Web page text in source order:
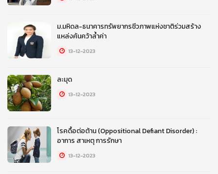
ม.มหิดล-ธนาคารทรัพยากรชีวภาพแห่งชาติร่วมสร้าง
แหล่งค้นคว้าล้ำค่า
13-12-2023
ละมุด
13-12-2023
โรคดื้อต่อต้าน (Oppositional Defiant Disorder) :
อาการ สาเหตุ การรักษา
13-12-2023